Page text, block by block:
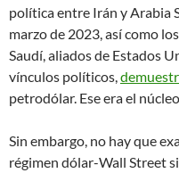
política entre Irán y Arabia
marzo de 2023, así como
Saudí, aliados de Estados
vínculos políticos,
petrodólar. Ese era el
Sin embargo, no hay que
régimen dólar-Wall Street